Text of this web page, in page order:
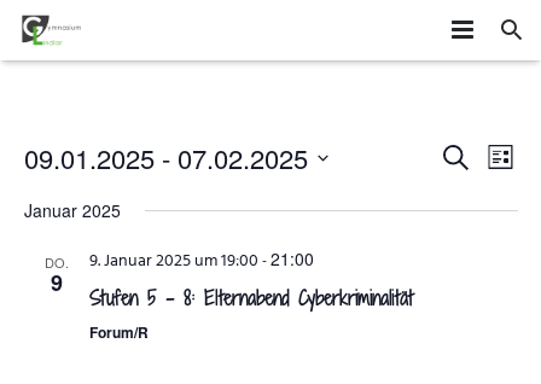
SCHÜLER
MITEINANDER GESTALTEN
AGS
AUSTAUSCH UND FAHRTEN
SCHULE
DAS GYMLI
FÄCHER
ORGANISATION
VERTRETUNGSPLAN
Suche
SUCHELISTE
09.01.2025 - 07.02.2025
wählen.
Januar 2025
DO.
9
9. Januar 2025 um 19:00 -21:00
Stufen 5 – 8: Elternabend Cyberkriminalität
Forum/R